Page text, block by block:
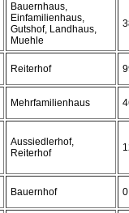
Bauernhaus,
Einfamilienhaus,
Gutshof, Landhaus,
Muehle
Reiterhof
Mehrfamilienhaus
Aussiedlerhof,
Reiterhof
Bauernhof 0